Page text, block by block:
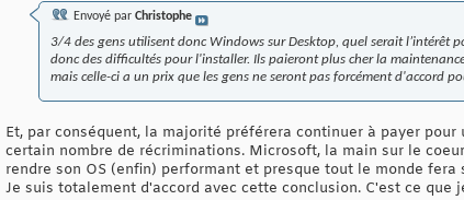
Envoyé par Christophe
3/4 des gens utilisent donc Windows sur Desktop, quel serait l’intérêt
donc des difficultés pour l'installer. Ils paieront plus cher la
mais celle-ci a un prix que les gens ne seront pas forcément d'accord
Et, par conséquent, la majorité préférera continuer à payer
certain nombre de récriminations. Microsoft, la main sur le
rendre son OS (enfin) performant et presque tout le monde fera
Je suis totalement d'accord avec cette conclusion. C'est ce que